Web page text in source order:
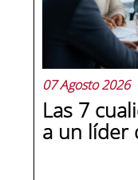
07 Agosto 2026
Las 7
a un líder